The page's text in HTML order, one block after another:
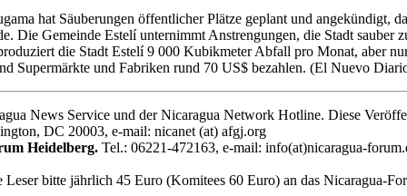
hat Säuberungen öffentlicher Plätze geplant und angekündigt,
Die Gemeinde Estelí unternimmt Anstrengungen, die Stadt
die Stadt Estelí 9 000 Kubikmeter Abfall pro Monat, aber
Supermärkte und Fabriken rund 70 US$ bezahlen. (El Nuevo
News Service und der Nicaragua Network Hotline. Diese
DC 20003, e-mail: nicanet (at) afgj.org
Heidelberg. Tel.: 06221-472163, e-mail: info(at)nicaragua-
bitte jährlich 45 Euro (Komitees 60 Euro) an das Nicaragua-